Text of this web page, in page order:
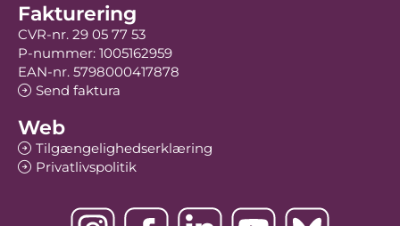
Fakturering
CVR-nr. 29 05 77 53
P-nummer: 1005162959
EAN-nr. 5798000417878
Send faktura
Web
Tilgængelighedserklæring
Privatlivspolitik